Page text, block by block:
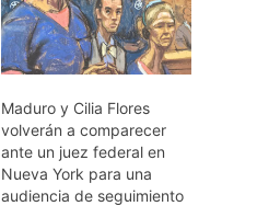
Maduro y Cilia Flores
volverán a comparecer
ante un juez federal en
Nueva York para una
audiencia de seguimiento